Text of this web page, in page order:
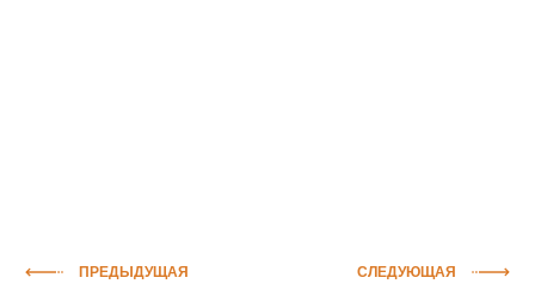
ПРЕДЫДУЩАЯ СЛЕДУЮЩАЯ